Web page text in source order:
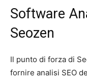
Software
Seozen
Il punto di forza di
fornire analisi SEO